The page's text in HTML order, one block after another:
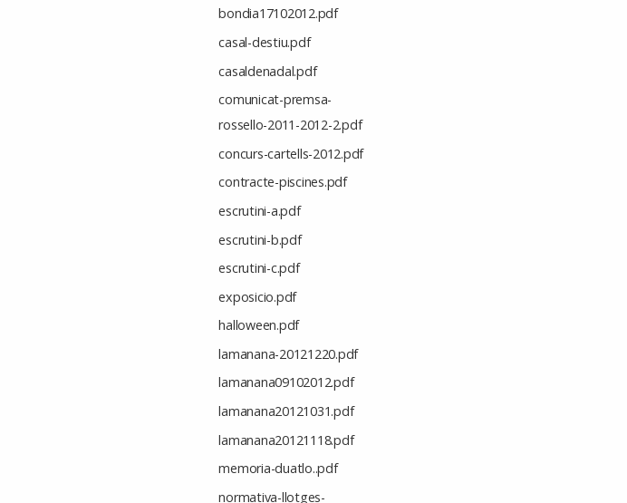
bondia17102012.pdf
casal-destiu.pdf
casaldenadal.pdf
comunicat-premsa-
rossello-2011-2012-2.pdf
concurs-cartells-2012.pdf
contracte-piscines.pdf
escrutini-a.pdf
escrutini-b.pdf
escrutini-c.pdf
exposicio.pdf
halloween.pdf
lamanana-20121220.pdf
lamanana09102012.pdf
lamanana20121031.pdf
lamanana20121118.pdf
memoria-duatlo..pdf
normativa-llotges-